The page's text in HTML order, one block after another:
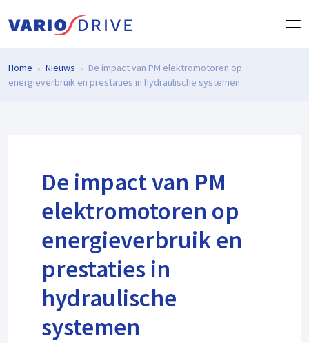
Home Nieuws
De impact van PM elektromotoren op
energieverbruik en prestaties in hydraulische systemen
De impact van PM
elektromotoren op
energieverbruik en
prestaties in
hydraulische
systemen